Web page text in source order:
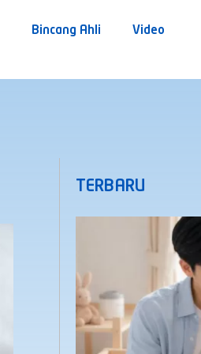
Bincang Ahli Video
TERBARU